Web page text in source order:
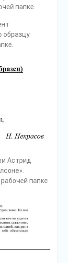
папке.
образцу.
Астрид
папке